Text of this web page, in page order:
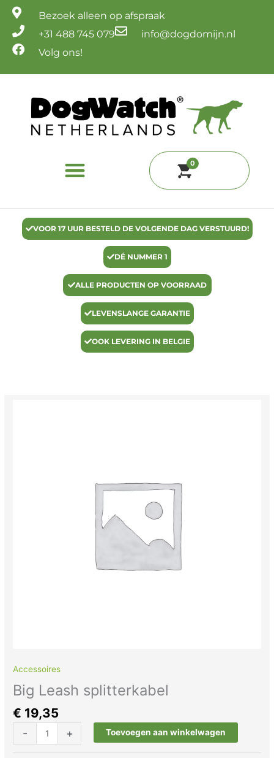
naar
inhoud
Bezoek alleen op afspraak
+31 488 745 079
info@dogdomijn.nl
Volg ons!
0
VOOR 17 UUR BESTELD DE VOLGENDE DAG VERSTUURD!
DÉ NUMMER 1
ALLE PRODUCTEN OP VOORRAAD
LEVENSLANGE GARANTIE
OOK LEVERING IN BELGIE
Accessoires
Big Leash splitterkabel
€ 19,35
- + Toevoegen aan winkelwagen